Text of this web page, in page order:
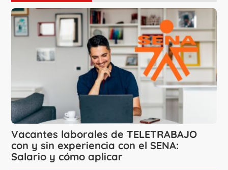
Vacantes laborales de TELETRABAJO
con y sin experiencia con el SENA:
Salario y cómo aplicar